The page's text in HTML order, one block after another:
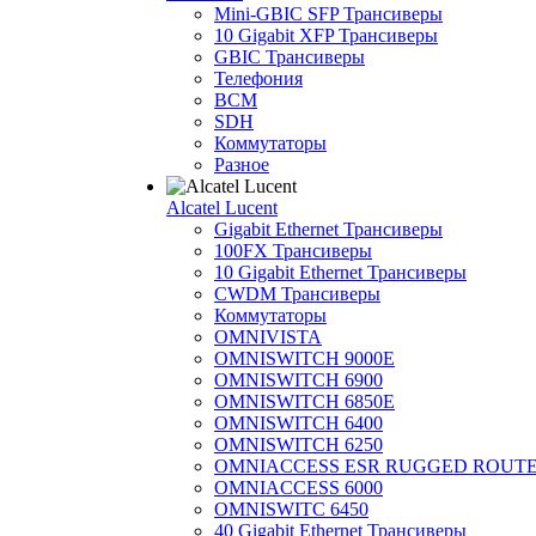
Mini-GBIC SFP Трансиверы
10 Gigabit XFP Трансиверы
GBIC Трансиверы
Телефония
BCM
SDH
Коммутаторы
Разное
Alcatel Lucent
Gigabit Ethernet Трансиверы
100FX Трансиверы
10 Gigabit Ethernet Трансиверы
CWDM Трансиверы
Коммутаторы
OMNIVISTA
OMNISWITCH 9000E
OMNISWITCH 6900
OMNISWITCH 6850E
OMNISWITCH 6400
OMNISWITCH 6250
OMNIACCESS ESR RUGGED
OMNIACCESS 6000
OMNISWITC 6450
40 Gigabit Ethernet Трансиверы